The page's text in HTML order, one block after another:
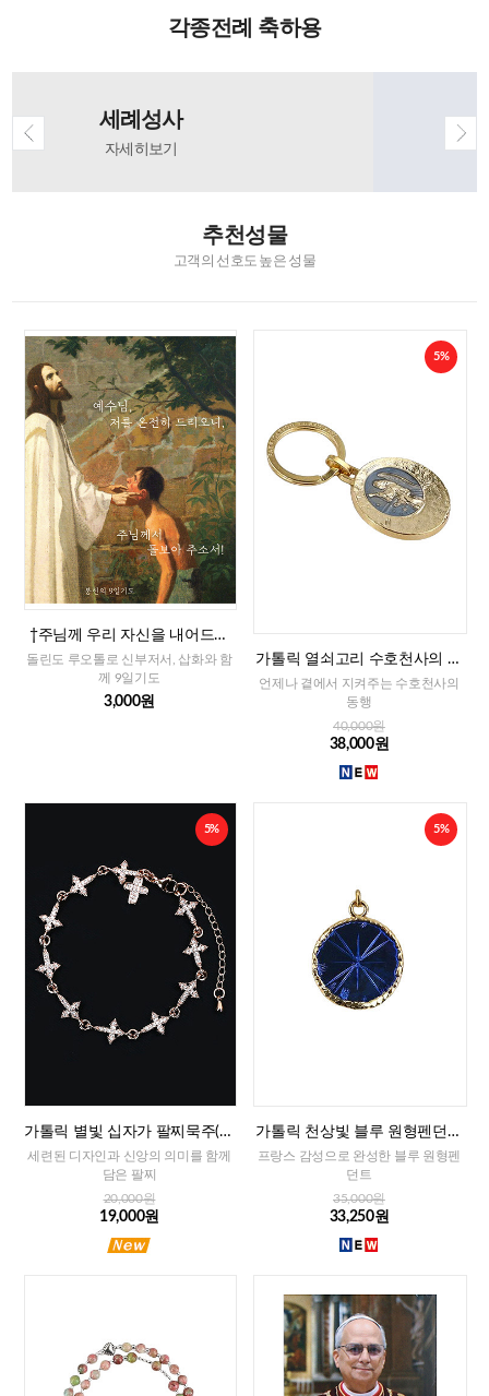
각종전례 축하용
추천성물
고객의 선호도 높은 성물
†주님께 우리 자신을 내어드리
는 9일기도
돌린도 루오톨로 신부저서, 삽화와 함
께 9일기도
3,000원
5%
가톨릭 열쇠고리 수호천사의 축
복(프랑스)
언제나 곁에서 지켜주는 수호천사의
동행
40,000원
38,000원
5%
가톨릭 별빛 십자가 팔찌묵주(로
즈골드)
세련된 디자인과 신앙의 의미를 함께
담은 팔찌
20,000원
19,000원
5%
가톨릭 천상빛 블루 원형펜던트
(프랑스)
프랑스 감성으로 완성한 블루 원형펜
던트
35,000원
33,250원